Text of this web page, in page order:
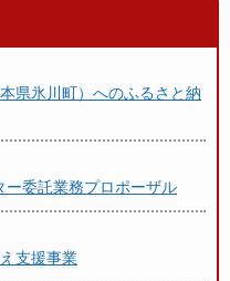
県氷川町）へのふるさと納
ー委託業務プロポーザル
支援事業